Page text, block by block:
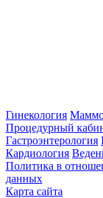
Гинекология
Процедурный
Гастроэнтерология
Кардиология
Политика в
данных
Карта сайта